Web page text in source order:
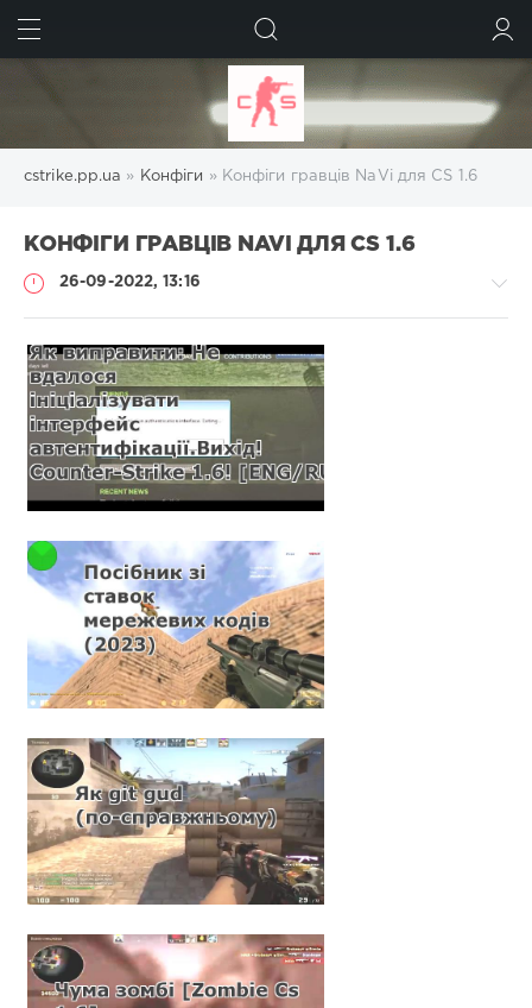
cstrike.pp.ua » Конфіги » Конфіги гравців NaVi для CS 1.6
КОНФІГИ ГРАВЦІВ NAVI ДЛЯ CS 1.6
26-09-2022, 13:16
Конфіги
Administrator
1
246